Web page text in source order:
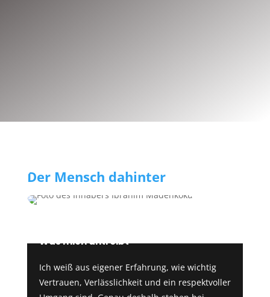
Der Mensch dahinter
Was mich antreibt
Ich weiß aus eigener Erfahrung, wie wichtig
Vertrauen, Verlässlichkeit und ein respektvoller